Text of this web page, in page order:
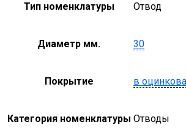
Тип номенклатуры Отвод
Диаметр мм. 30
Покрытие в
Категория номенклатуры Отводы